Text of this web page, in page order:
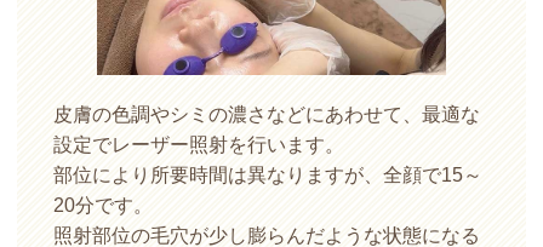
皮膚の色調やシミの濃さなどにあわせて、最適な
設定でレーザー照射を行います。
部位により所要時間は異なりますが、全顔で15～
20分です。
照射部位の毛穴が少し膨らんだような状態になる